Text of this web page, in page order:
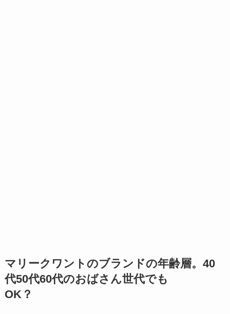
マリークワントのブランドの年齢層。40
代50代60代のおばさん世代でも
OK？